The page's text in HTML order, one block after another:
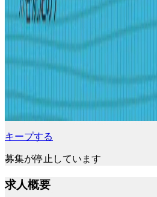
キープする
募集が停止しています
求人概要